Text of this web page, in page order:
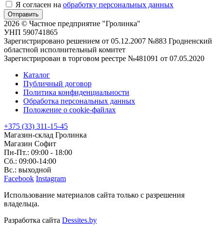
Я согласен на обработку персональных данных
Отправить
2026 © Частное предприятие "Гролинка"
УНП 590741865
Зарегистрировано решением от 05.12.2007 №883 Гродненский
областной исполнительный комитет
Зарегистрирован в торговом реестре №481091 от 07.05.2020
Каталог
Публичный договор
Политика конфиденциальности
Обработка персональных данных
Положение о cookie-файлах
+375 (33) 311-15-45
Магазин-склад Гролинка
Магазин Софит
Пн-Пт.: 09:00 - 18:00
Сб.: 09:00-14:00
Вс.: выходной
Facebook Instagram
Использование материалов сайта только с разрешения
владельца.
Разработка сайта Dessites.by